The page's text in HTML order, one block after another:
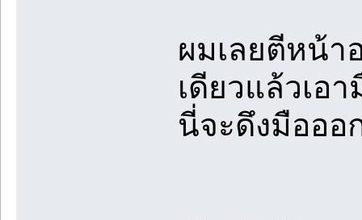
ผมเลยตีหน้า
เดียวแล้วเอ
นี่จะดึงมือออ